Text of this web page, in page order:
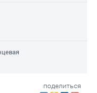
поделиться